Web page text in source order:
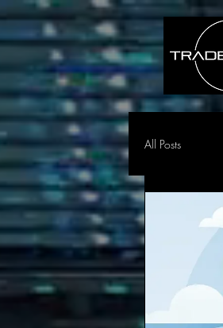
All Posts